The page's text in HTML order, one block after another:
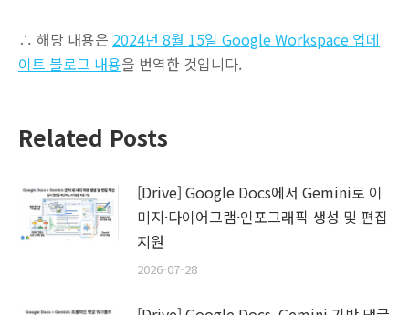
∴ 해당 내용은 2024년 8월 15일 Google Workspace 업데
이트 블로그 내용을 번역한 것입니다.
Related Posts
[Drive] Google Docs에서 Gemini로 이
미지·다이어그램·인포그래픽 생성 및 편집
지원
2026-07-28